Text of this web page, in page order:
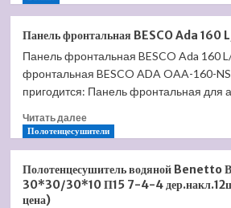
ванна
Jacob
Delafon
Bain
145×145
R
E6221RU-
(Лучшая
Панель фронтальная BESCO Ada 160
Панель фронтальная BESCO Ada 160
фронтальная BESCO ADA OAA-160-
пригодится: Панель фронтальная для
Читать далееПрочитать
больше
фронтальная
BESCO
Полотенцесушители
Полотенцесушитель водяной Benetto
30*30/30*10 П15 7-4-4
цена)